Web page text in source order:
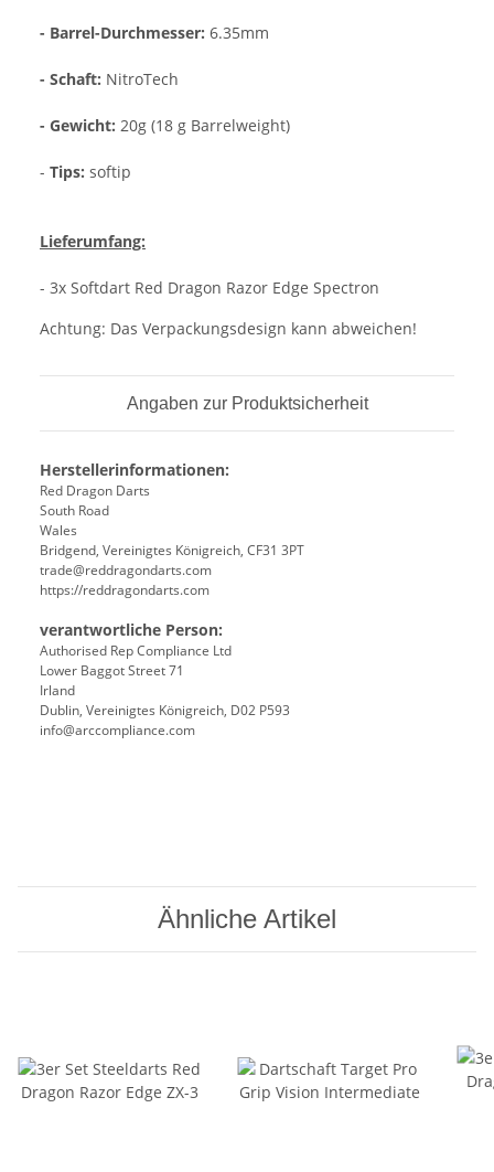
- Barrel-Durchmesser: 6.35mm
- Schaft: NitroTech
- Gewicht: 20g (18 g Barrelweight)
- Tips: softip
Lieferumfang:
- 3x Softdart Red Dragon Razor Edge Spectron
Achtung: Das Verpackungsdesign kann abweichen!
Angaben zur Produktsicherheit
Herstellerinformationen:
Red Dragon Darts
South Road
Wales
Bridgend, Vereinigtes Königreich, CF31 3PT
trade@reddragondarts.com
https://reddragondarts.com
verantwortliche Person:
Authorised Rep Compliance Ltd
Lower Baggot Street 71
Irland
Dublin, Vereinigtes Königreich, D02 P593
info@arccompliance.com
Ähnliche Artikel